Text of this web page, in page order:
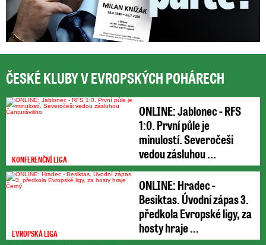
ČESKÉ KLUBY V EVROPSKÝCH POHÁRECH
KONFERENČNÍ LIGA
ONLINE: Jablonec - RFS
1:0. První půle je
minulostí. Severočeši
vedou zásluhou ...
EVROPSKÁ LIGA
ONLINE: Hradec -
Besiktas. Úvodní zápas 3.
předkola Evropské ligy, za
hosty hraje ...